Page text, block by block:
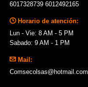
6017328739 6012492165
Horario de atención:
Lun - Vie: 8 AM - 5 PM
Sabado: 9 AM - 1 PM
Mail:
Comsecolsas@hotmail.com